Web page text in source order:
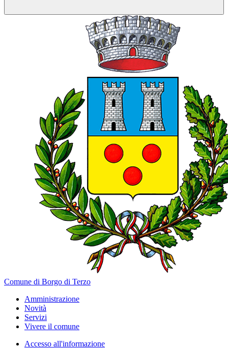
Comune di Borgo di Terzo
Amministrazione
Novità
Servizi
Vivere il comune
Accesso all'informazione